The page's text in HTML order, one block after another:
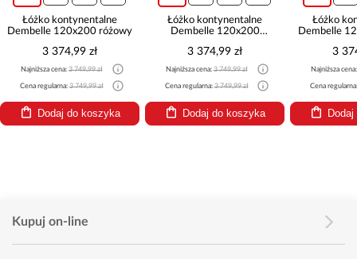
Łóżko kontynentalne
Dembelle 120x200 różowy
3 374,99 zł
Najniższa cena:3 749,99 zł
Cena regularna:3 749,99 zł
Dodaj do koszyka
Łóżko kontynentalne
Dembelle 120x200
3 374,99 zł
Najniższa cena:3 749,99 zł
Cena regularna:3 749,99 zł
Dodaj do koszyka
Łóżko
Dembelle
3
Najniższa
Cena
Kupuj on-line